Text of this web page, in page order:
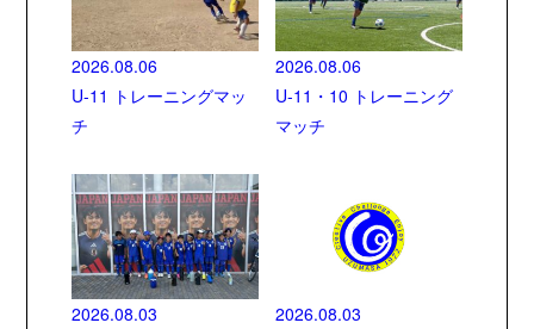
2026.08.06
U-11 トレーニングマッ
チ
2026.08.06
U-11・10 トレーニング
マッチ
2026.08.03
2026.08.03